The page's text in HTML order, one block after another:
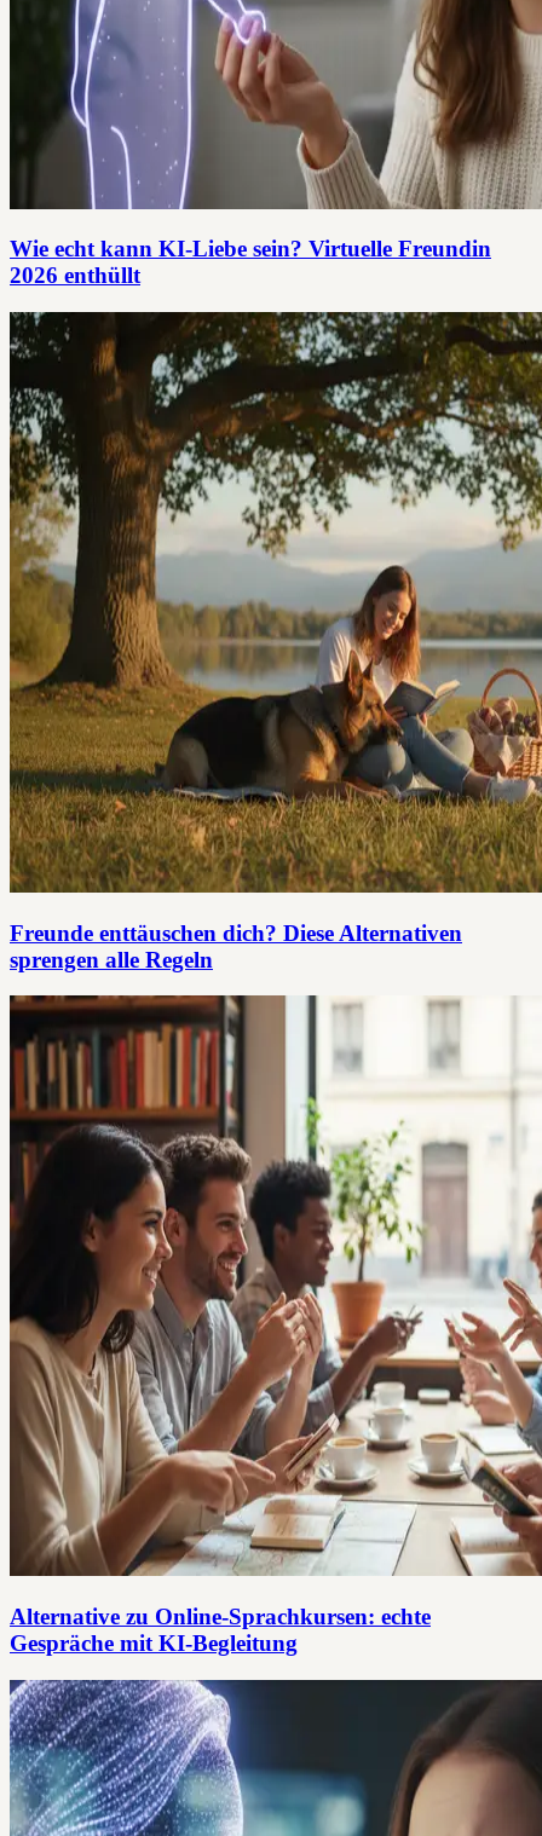
Wie echt kann KI-Liebe sein? Virtuelle Freundin
2026 enthüllt
Freunde enttäuschen dich? Diese Alternativen
sprengen alle Regeln
Alternative zu Online-Sprachkursen: echte
Gespräche mit KI-Begleitung